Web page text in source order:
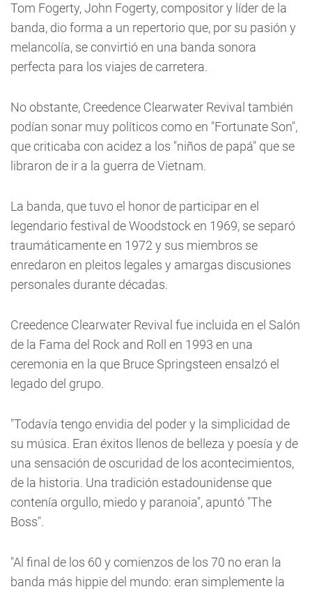
Tom Fogerty, John Fogerty, compositor y líder de la
banda, dio forma a un repertorio que, por su pasión y
melancolía, se convirtió en una banda sonora
perfecta para los viajes de carretera.
No obstante, Creedence Clearwater Revival también
podían sonar muy políticos como en "Fortunate Son",
que criticaba con acidez a los "niños de papá" que se
libraron de ir a la guerra de Vietnam.
La banda, que tuvo el honor de participar en el
legendario festival de Woodstock en 1969, se separó
traumáticamente en 1972 y sus miembros se
enredaron en pleitos legales y amargas discusiones
personales durante décadas.
Creedence Clearwater Revival fue incluida en el Salón
de la Fama del Rock and Roll en 1993 en una
ceremonia en la que Bruce Springsteen ensalzó el
legado del grupo.
"Todavía tengo envidia del poder y la simplicidad de
su música. Eran éxitos llenos de belleza y poesía y de
una sensación de oscuridad de los acontecimientos,
de la historia. Una tradición estadounidense que
contenía orgullo, miedo y paranoia", apuntó "The
Boss".
"Al final de los 60 y comienzos de los 70 no eran la
banda más hippie del mundo: eran simplemente la